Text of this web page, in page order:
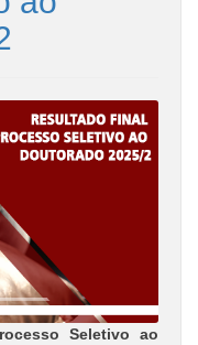
Seletivo ao